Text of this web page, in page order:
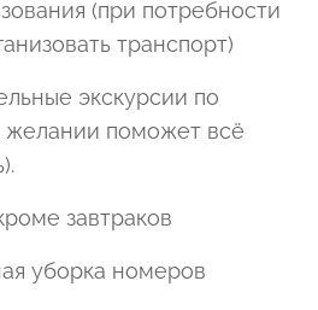
(при потребности
транспорт)
экскурсии по
желании поможет всё
завтраков
уборка номеров